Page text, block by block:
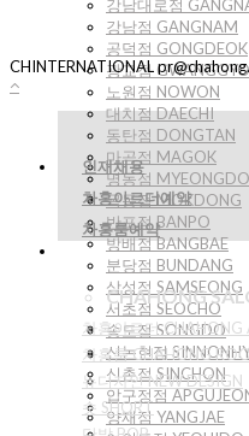
강남대로점
강남점 GANGNAM
공덕점 GONGDEOK
광교점
노원점 NOWON
대치점 DAECHI
동탄점 DONGTAN
마곡점 MAGOK
명동점
목동점 MOKDONG
반포점 BANPO
방배점 BANGBAE
분당점 BUNDANG
삼성점 SAMSEONG
서초점 SEOCHO
송도점 SONGDO
신논현점
신촌점 SINCHON
압구정점
양재점 YANGJAE
CHINTERNATIONAL
인재채용
차홍아르더예약
차홍룸예약
CHAHONG
차홍아르더 CHAHONG
차홍룸 CHAHONG
뉴디자인 NEW DESIGN
숏 SHORT